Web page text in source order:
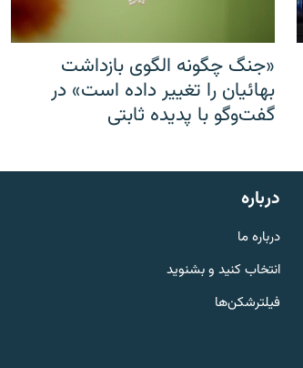
«جنگ چگونه الگوی بازداشت
بهائیان را تغییر داده است» در
گفت‌وگو با پدیده ثابتی
درباره
درباره ما
انتخاب کنید و بشنوید
فیلترشکن‌ها